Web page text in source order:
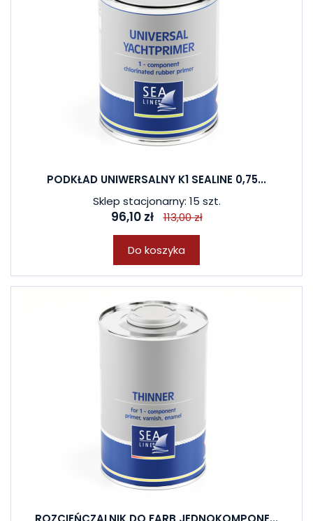
PODKŁAD UNIWERSALNY K1 SEALINE 0,75...
Sklep stacjonarny: 15 szt.
96,10 zł 113,00 zł
Do koszyka